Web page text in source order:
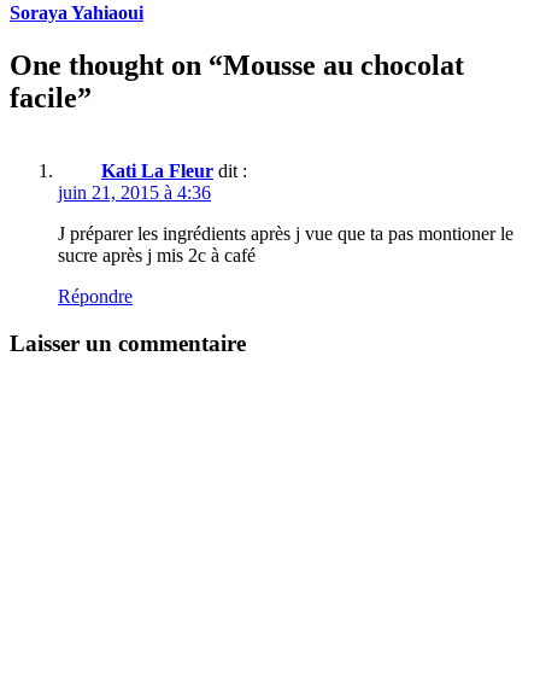
Soraya Yahiaoui
One thought on “Mousse au chocolat
facile”
Kati La Fleur dit :
juin 21, 2015 à 4:36
J préparer les ingrédients après j vue que ta pas montioner le
sucre après j mis 2c à café
Répondre
Laisser un commentaire